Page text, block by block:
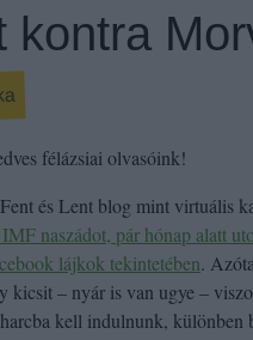
kontra
félázsiai olvasóink!
és Lent blog mint virtuális
IMF naszádot, pár hónap alatt
lájkok tekintetében.
kicsit – nyár is van ugye –
kell indulnunk, különben